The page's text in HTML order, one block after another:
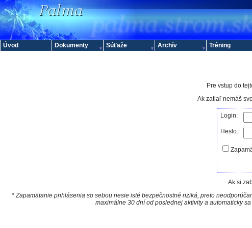
Pre vstup do
Ak zatiaľ nemáš
Login:
Heslo:
Ak si
* Zapamätanie prihlásenia so sebou nesie isté bezpečnostné riziká, preto
maximálne 30 dní od poslednej aktivity a automaticky
Úvod Dokumenty Súťaže Archív Tréning